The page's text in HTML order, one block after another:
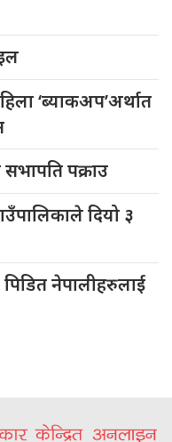
‘ब्याकअप’अर्थात
पक्राउ
दियो ३
नेपालीहरुलाई